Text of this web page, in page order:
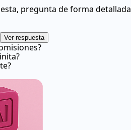
pregunta de forma detallada
Ver respuesta